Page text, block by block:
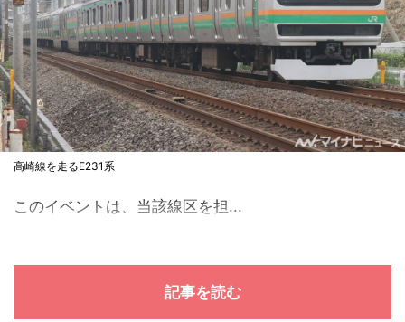
高崎線を走るE231系
このイベントは、当該線区を担...
記事を読む